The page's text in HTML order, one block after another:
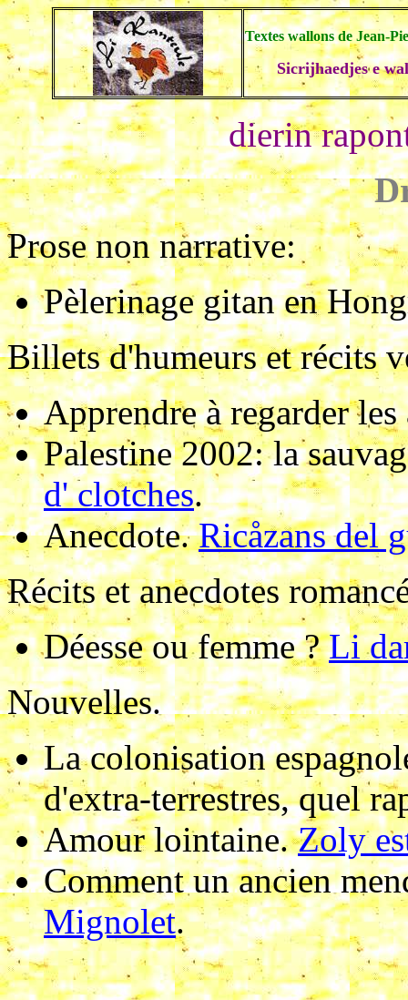
Textes wallons de Jean-
Sicrijhaedjes e
dierin
Prose non narrative:
Pèlerinage gitan en
Billets d'humeurs et récits
Apprendre à regarder les
Palestine 2002: la
d' clotches.
Anecdote.Ricåzans del
Récits et anecdotes
Déesse ou femme ? Li
Nouvelles.
La colonisation
d'extra-terrestres, quel
Amour lointaine.Zoly
Comment un ancien
Mignolet.